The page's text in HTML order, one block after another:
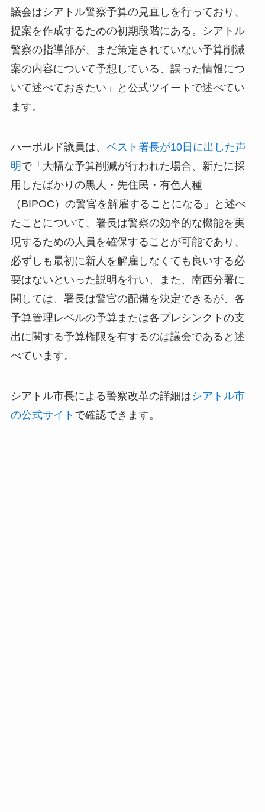
議会はシアトル警察予算の見直しを行っており、
提案を作成するための初期段階にある。シアトル
警察の指導部が、まだ策定されていない予算削減
案の内容について予想している、誤った情報につ
いて述べておきたい」と公式ツイートで述べてい
ます。
ハーボルド議員は、 ベスト署長が10日に出した声
明 で「大幅な予算削減が行われた場合、新たに採
用したばかりの黒人・先住民・有色人種
（BIPOC）の警官を解雇することになる」と述べ
たことについて、署長は警察の効率的な機能を実
現するための人員を確保することが可能であり、
必ずしも最初に新人を解雇しなくても良いする必
要はないといった説明を行い、また、南西分署に
関しては、署長は警官の配備を決定できるが、各
予算管理レベルの予算または各プレシンクトの支
出に関する予算権限を有するのは議会であると述
べています。
シアトル市長による警察改革の詳細はシアトル市
の公式サイト で確認できます。